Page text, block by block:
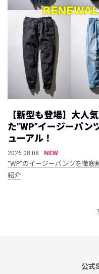
【新型も登場】大人
た”WP”イージーパン
ューアル！
2026.08.08
NEW
“WP”のイージーパンツを徹底
紹介
公式